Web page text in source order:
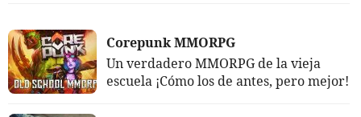
Corepunk MMORPG
Un verdadero MMORPG de la vieja
escuela ¡Cómo los de antes, pero mejor!